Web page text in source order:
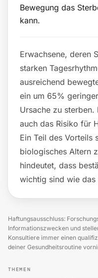
Bewegung das
kann.
Erwachsene, deren
starken
ausreichend
ein um 65%
Ursache zu
auch das Risiko für
Ein Teil des Vorteils
biologisches Altern
hindeutet, dass
wichtig sind wie das
Haftungsausschluss:
Informationszwecken und
Konsultiere immer einen
deiner Gesundheitsroutine
THEMEN